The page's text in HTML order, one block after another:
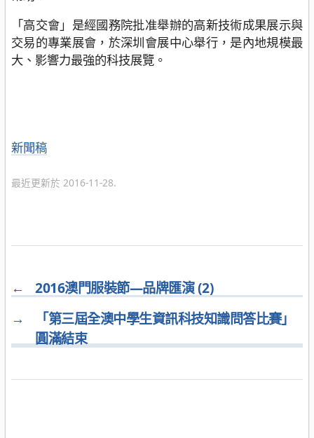
「高交會」是經國務院批准舉辦的高新技術成果展示與
交易的專業展會，於深圳會展中心舉行，是內地規模最
大、影響力最強的科技展覽。
分
新聞稿
最近更新於 2016-11-28.
←
2016澳門服裝節—品牌匯演 (2)
→
「第三屆全澳中學生資訊科技知識問答比賽」
圓滿結束